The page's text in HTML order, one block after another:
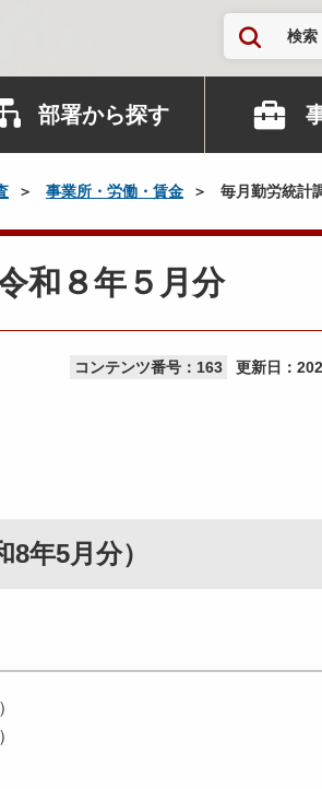
検索
部署から探す
事業所・労働・賃金 毎月勤労統計
和８年５月分
コンテンツ番号：163 更新日：
年5月分）